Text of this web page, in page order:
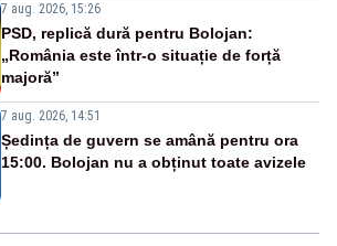
7 aug. 2026, 15:26
PSD, replică dură pentru Bolojan:
„România este într-o situație de forță
majoră”
7 aug. 2026, 14:51
Ședința de guvern se amână pentru ora
15:00. Bolojan nu a obținut toate avizele